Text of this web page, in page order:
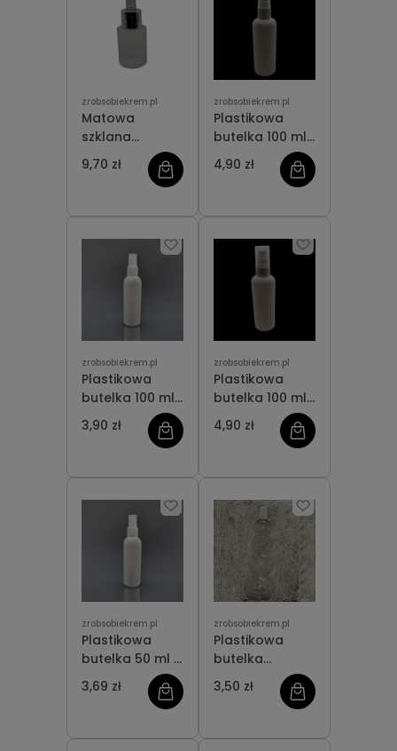
zrobsobiekrem.pl
Matowa
szklana
butelka 15 ml z
pipetką
9,70 zł
zrobsobiekrem.pl
Plastikowa
butelka 100 ml
z atomizerem
4,90 zł
zrobsobiekrem.pl
Plastikowa
butelka 100 ml
z atomizerem
3,90 zł
zrobsobiekrem.pl
Plastikowa
butelka 100 ml
z dozownikiem
4,90 zł
zrobsobiekrem.pl
Plastikowa
butelka 50 ml z
atomizerem
3,69 zł
zrobsobiekrem.pl
Plastikowa
butelka
bałwanek 400
ml
3,50 zł